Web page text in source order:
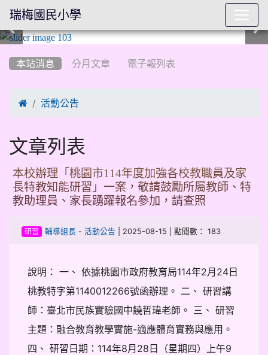
本站消息 分月文章 電子報列表
 活動公告
文章列表
本校辦理「桃園市114年度加強各校教職員及家
長特教知能研習」一案，敬請鼓勵所屬教師、特
教助理員、家長踴躍報名參加，請查照
研習 輔導組長- 活動公告 | 2025-08-15 | 點閱數： 183
說明： 一、 依據桃園市政府教育局114年2月24日
桃教特字第1140012266號函辦理。 二、 研習講
師：臺北市民族實驗國中饒哲瑋老師。 三、 研習
主題：融合教育教學實施-適應體育實務與應用。
四、 研習日期：114年8月28日（星期四）上午9
瑞梅國民小學